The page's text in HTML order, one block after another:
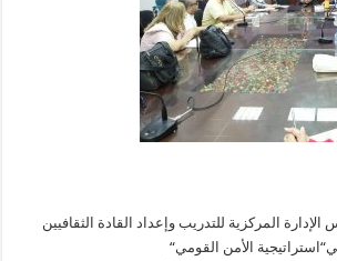
المركزية للتدريب وإعداد القادة الثقافيين
الأمن القومي“